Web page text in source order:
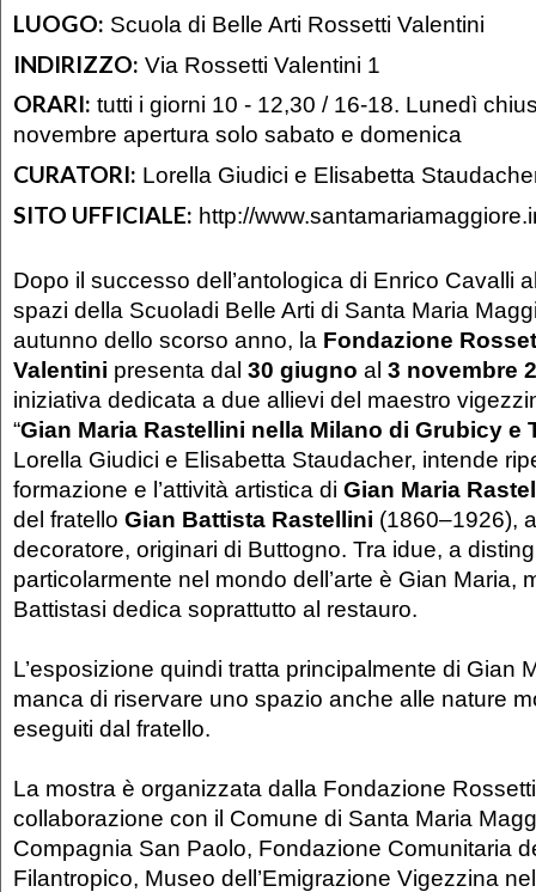
LUOGO: Scuola di Belle Arti Rossetti Valentini
INDIRIZZO: Via Rossetti Valentini 1
ORARI: tutti i giorni 10 - 12,30 / 16-18. Lunedì
novembre apertura solo sabato e domenica
CURATORI: Lorella Giudici e Elisabetta
SITO UFFICIALE: http://
Dopo il successo dell’antologica di Enrico Cavalli
spazi della Scuoladi Belle Arti di Santa Maria
autunno dello scorso anno, la Fondazione
Valentini presenta dal 30 giugno al 3 novembre
iniziativa dedicata a due allievi del maestro
“Gian Maria Rastellini nella Milano di Grubicy e
Lorella Giudici e Elisabetta Staudacher, intende
formazione e l’attività artistica di Gian Maria
del fratello Gian Battista Rastellini (1860–1926),
decoratore, originari di Buttogno. Tra idue, a
particolarmente nel mondo dell’arte è Gian Maria,
Battistasi dedica soprattutto al restauro.
L’esposizione quindi tratta principalmente di Gian
manca di riservare uno spazio anche alle nature
eseguiti dal fratello.
La mostra è organizzata dalla Fondazione
collaborazione con il Comune di Santa Maria
Compagnia San Paolo, Fondazione Comunitaria
Filantropico, Museo dell’Emigrazione Vigezzina